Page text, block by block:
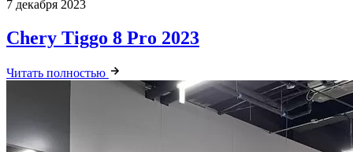
7 декабря 2023
Chery Tiggo 8 Pro 2023
Читать полностью